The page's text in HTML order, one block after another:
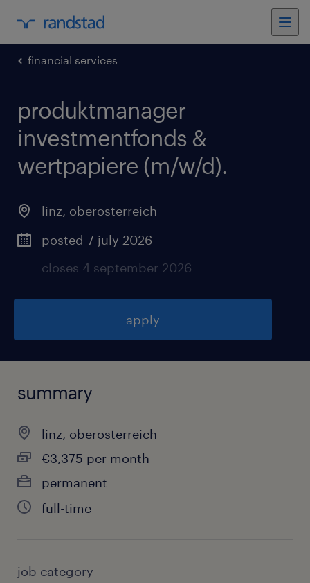
financial services
produktmanager
investmentfonds &
wertpapiere (m/w/d).
linz, oberosterreich
posted 7 july 2026
closes 4 september 2026
apply
summary
linz, oberosterreich
€3,375 per month
permanent
full-time
job category